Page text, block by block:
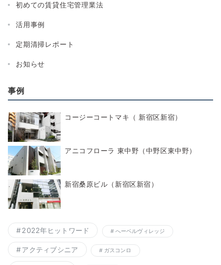
初めての賃貸住宅管理業法
活用事例
定期清掃レポート
お知らせ
事例
コージーコートマキ（ 新宿区新宿）
アニコフローラ 東中野（中野区東中野）
新宿桑原ビル（新宿区新宿）
2022年ヒットワード へーベルヴィレッジ
アクティブシニア ガスコンロ